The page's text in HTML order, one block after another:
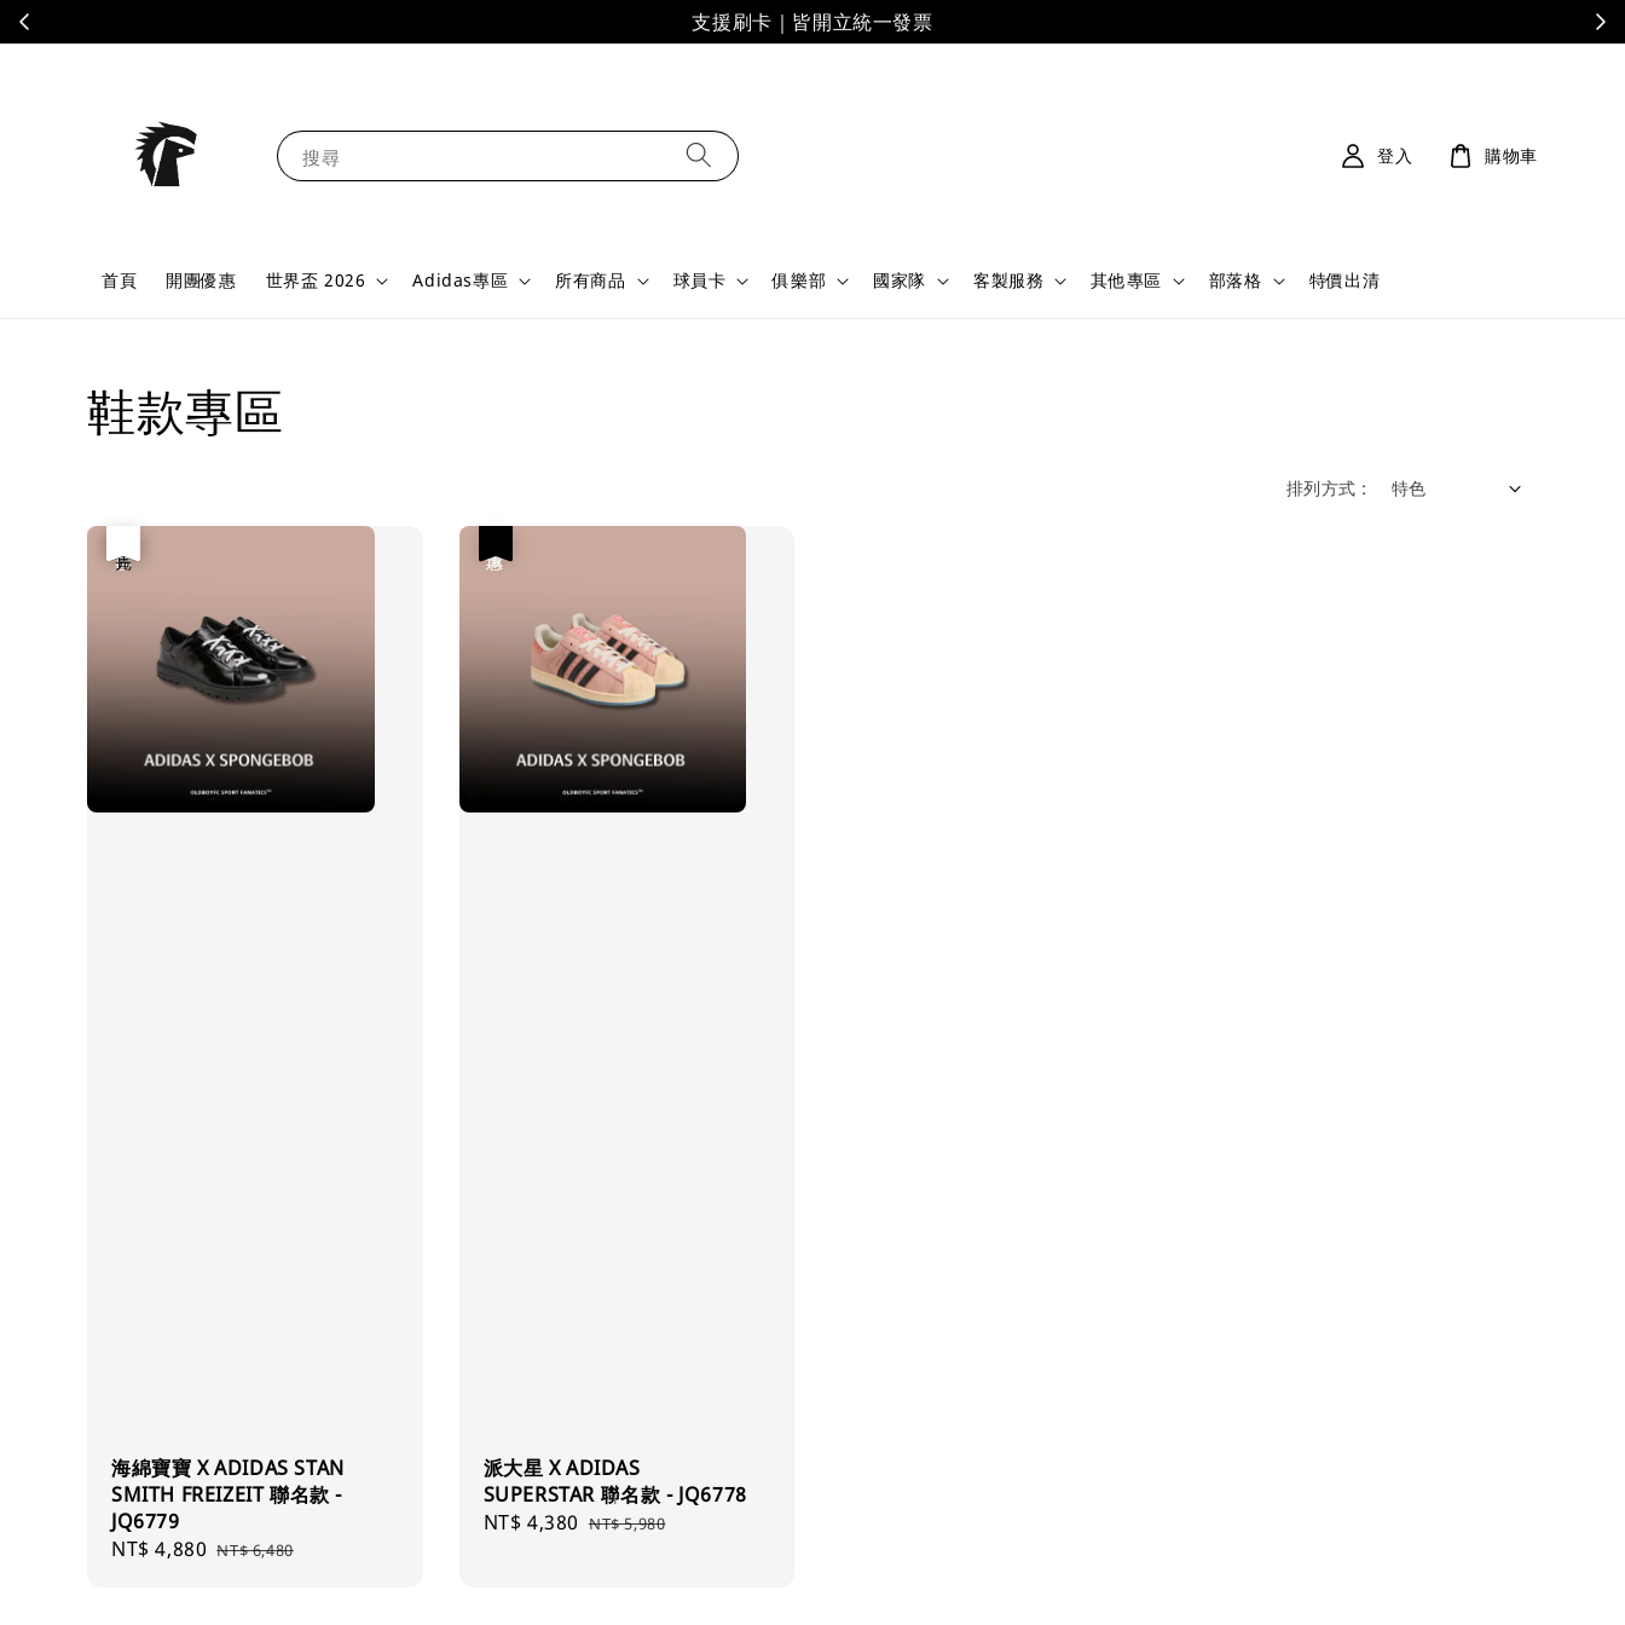
支援刷卡｜皆開立統一發票
搜尋
首頁 開團優惠 世界盃 2026 Adidas專區 所有商品 球員卡 俱樂部 國家隊 客製服務 其他專區 部落格 特價出清
登入 購物車
鞋款專區
排列方式 :
海綿寶寶 X ADIDAS STAN
SMITH FREIZEIT 聯名款 -
JQ6779
Sale
NT$ 4,880 Regular
NT$ 6,480
派大星 X ADIDAS
SUPERSTAR 聯名款 - JQ6778
Sale
NT$ 4,380 Regular
NT$ 5,980